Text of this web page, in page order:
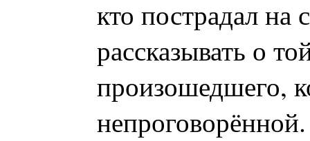
кто пострадал
рассказывать о
произошедшего,
непроговорённой.